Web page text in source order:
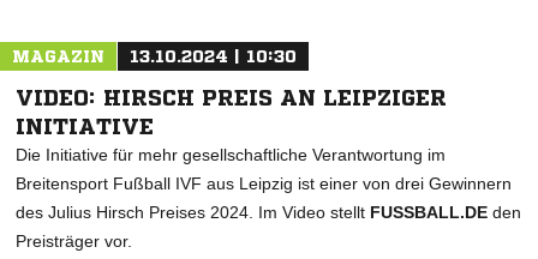
MAGAZIN 13.10.2024 | 10:30
VIDEO: HIRSCH PREIS AN LEIPZIGER
INITIATIVE
Die Initiative für mehr gesellschaftliche Verantwortung im
Breitensport Fußball IVF aus Leipzig ist einer von drei Gewinnern
des Julius Hirsch Preises 2024. Im Video stellt FUSSBALL.DE den
Preisträger vor.